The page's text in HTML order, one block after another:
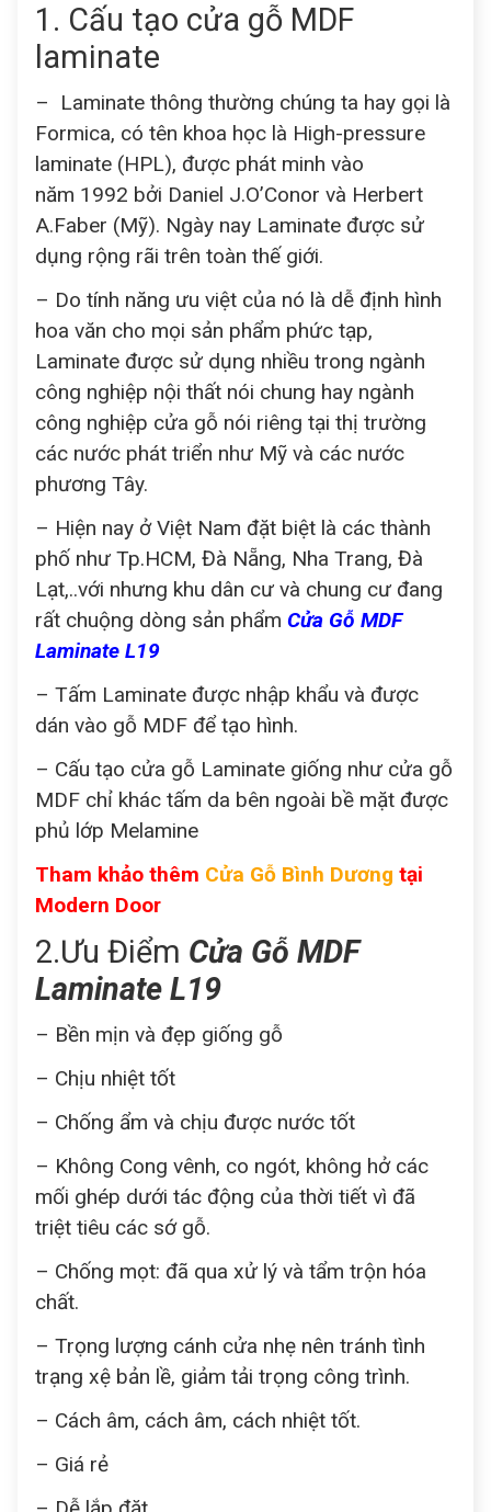
1. Cấu tạo cửa gỗ MDF
laminate
– Laminate thông thường chúng ta hay gọi là
Formica, có tên khoa học là High-pressure
laminate (HPL), được phát minh vào
năm 1992 bởi Daniel J.O’Conor và Herbert
A.Faber (Mỹ). Ngày nay Laminate được sử
dụng rộng rãi trên toàn thế giới.
– Do tính năng ưu việt của nó là dễ định hình
hoa văn cho mọi sản phẩm phức tạp,
Laminate được sử dụng nhiều trong ngành
công nghiệp nội thất nói chung hay ngành
công nghiệp cửa gỗ nói riêng tại thị trường
các nước phát triển như Mỹ và các nước
phương Tây.
– Hiện nay ở Việt Nam đặt biệt là các thành
phố như Tp.HCM, Đà Nẵng, Nha Trang, Đà
Lạt,..với nhưng khu dân cư và chung cư đang
rất chuộng dòng sản phẩm Cửa Gỗ MDF
Laminate L19
– Tấm Laminate được nhập khẩu và được
dán vào gỗ MDF để tạo hình.
– Cấu tạo cửa gỗ Laminate giống như cửa gỗ
MDF chỉ khác tấm da bên ngoài bề mặt được
phủ lớp Melamine
Tham khảo thêm Cửa Gỗ Bình Dương tại
Modern Door
2.Ưu Điểm Cửa Gỗ MDF
Laminate L19
– Bền mịn và đẹp giống gỗ
– Chịu nhiệt tốt
– Chống ẩm và chịu được nước tốt
– Không Cong vênh, co ngót, không hở các
mối ghép dưới tác động của thời tiết vì đã
triệt tiêu các sớ gỗ.
– Chống mọt: đã qua xử lý và tẩm trộn hóa
chất.
– Trọng lượng cánh cửa nhẹ nên tránh tình
trạng xệ bản lề, giảm tải trọng công trình.
– Cách âm, cách âm, cách nhiệt tốt.
– Giá rẻ